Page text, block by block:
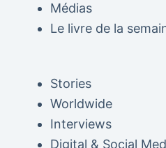
Médias
Le livre de la
Stories
Worldwide
Interviews
Digital & Social